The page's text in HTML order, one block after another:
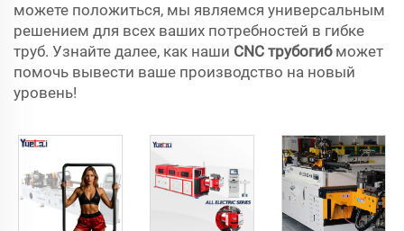
можете положиться, мы являемся универсальным
решением для всех ваших потребностей в гибке
труб. Узнайте далее, как наши CNC трубогиб может
помочь вывести ваше производство на новый
уровень!